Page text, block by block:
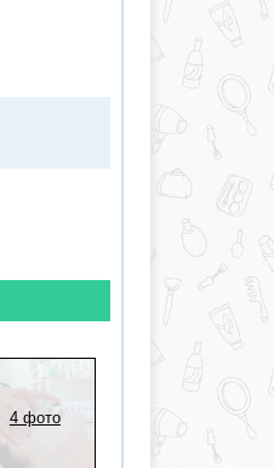
4 фото